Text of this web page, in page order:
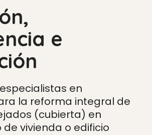
e
en
la reforma integral de
(cubierta) en
vivienda o edificio